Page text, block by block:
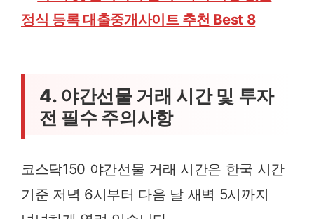
정식 등록 대출중개사이트 추천 Best 8
4. 야간선물 거래 시간 및 투자
전 필수 주의사항
코스닥150 야간선물 거래 시간은 한국 시간
기준 저녁 6시부터 다음 날 새벽 5시까지